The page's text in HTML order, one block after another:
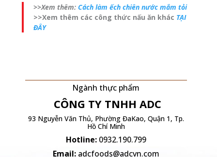
>>Xem thêm: Cách làm ếch chiên nước mắm tỏi
>>Xem thêm các công thức nấu ăn khác TẠI
ĐÂY
Ngành thực phẩm
CÔNG TY TNHH ADC
93 Nguyễn Văn Thủ, Phường ĐaKao, Quận 1, Tp.
Hồ Chí Minh
Hotline: 0932.190.799
Email: adcfoods@adcvn.com